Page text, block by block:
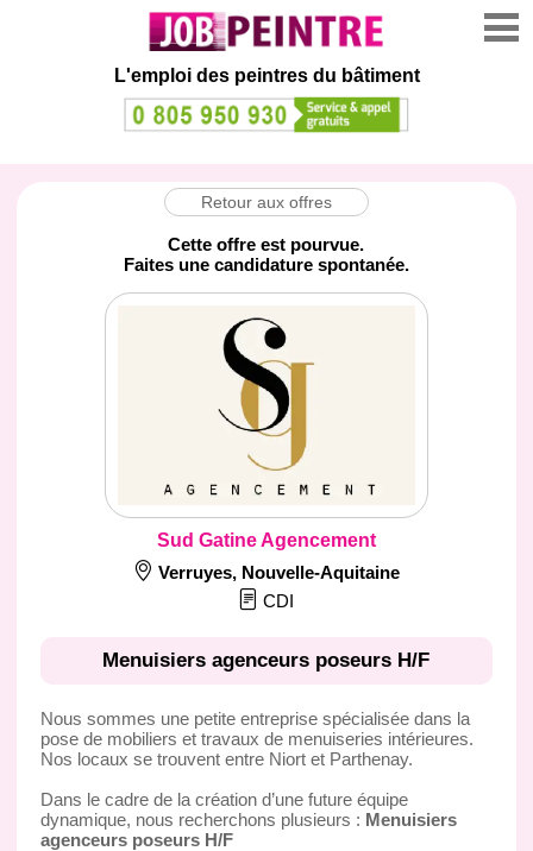
L'emploi des peintres du bâtiment
Retour aux offres
Cette offre est pourvue.
Faites une candidature spontanée.
Sud Gatine Agencement
Verruyes, Nouvelle-Aquitaine
CDI
Menuisiers agenceurs poseurs H/F
Nous sommes une petite entreprise spécialisée dans la
pose de mobiliers et travaux de menuiseries intérieures.
Nos locaux se trouvent entre Niort et Parthenay.
Dans le cadre de la création d’une future équipe
dynamique, nous recherchons plusieurs : Menuisiers
agenceurs poseurs H/F